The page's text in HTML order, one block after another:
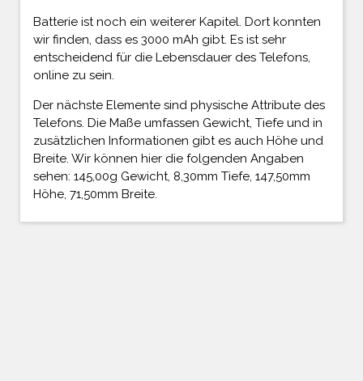
Batterie ist noch ein weiterer Kapitel. Dort konnten
wir finden, dass es 3000 mAh gibt. Es ist sehr
entscheidend für die Lebensdauer des Telefons,
online zu sein.
Der nächste Elemente sind physische Attribute des
Telefons. Die Maße umfassen Gewicht, Tiefe und in
zusätzlichen Informationen gibt es auch Höhe und
Breite. Wir können hier die folgenden Angaben
sehen: 145,00g Gewicht, 8,30mm Tiefe, 147,50mm
Höhe, 71,50mm Breite.